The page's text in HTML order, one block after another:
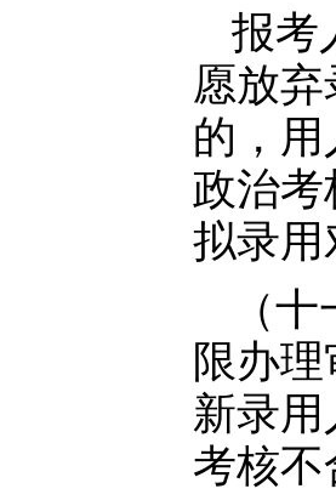
报考
愿放
的，
政治
拟录
（
限办
新录
考核